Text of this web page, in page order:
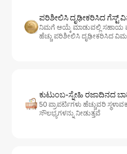
ಪರಿಶೀಲಿಸಿ ದೃಢೀಕರಿಸಿದ ಗೆಸ್ಟ್
ನಿಮಗೆ ಆಯ್ಕೆ ಮಾಡುವಲ್ಲಿ ಸಹಾಯ
ಹೆಚ್ಚು ಪರಿಶೀಲಿಸಿ ದೃಢೀಕರಿಸಿದ
ಕುಟುಂಬ-ಸ್ನೇಹಿ ರಜಾದಿನದ
50 ಪ್ರಾಪರ್ಟಿಗಳು ಹೆಚ್ಚುವರಿ
ಸೌಲಭ್ಯಗಳನ್ನು ನೀಡುತ್ತವೆ